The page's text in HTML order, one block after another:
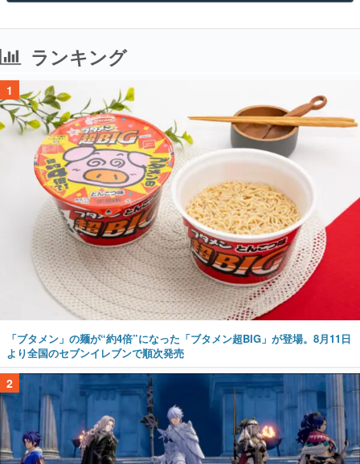
ランキング
1
「ブタメン」の麺が“約4倍”になった「ブタメン超BIG」が登場。8月11日
より全国のセブンイレブンで順次発売
2